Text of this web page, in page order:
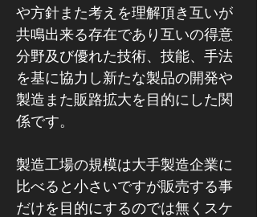
や方針また考えを理解頂き互いが
共鳴出来る存在であり互いの得意
分野及び優れた技術、技能、手法
を基に協力し新たな製品の開発や
製造また販路拡大を目的にした関
係です。
製造工場の規模は大手製造企業に
比べると小さいですが販売する事
だけを目的にするのでは無くスケ